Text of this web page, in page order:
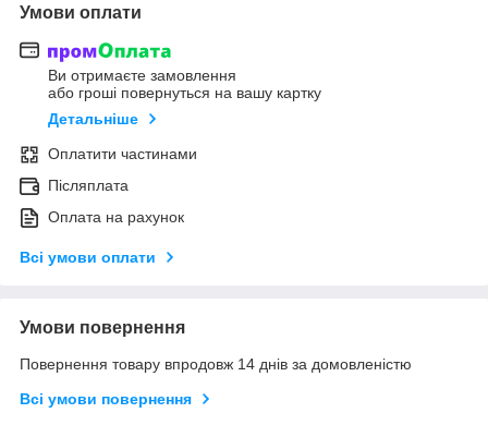
Умови оплати
Ви отримаєте замовлення
або гроші повернуться на вашу картку
Детальніше
Оплатити частинами
Післяплата
Оплата на рахунок
Всі умови оплати
Умови повернення
Повернення товару впродовж 14 днів за домовленістю
Всі умови повернення